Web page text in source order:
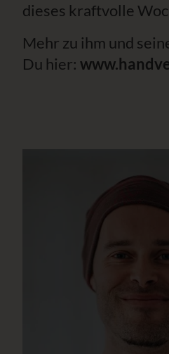
dieses kraftvolle
Mehr zu ihm und
Du hier: